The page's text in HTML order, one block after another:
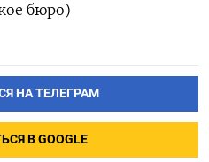
бюро)
НА ТЕЛЕГРАМ
В GOOGLE